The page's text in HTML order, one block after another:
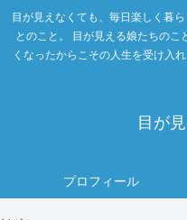
目が見えなくても、毎日楽しく暮
とのこと。 目が見える娘たちの
くなったからこその人生を受け入
目が
プロフィール